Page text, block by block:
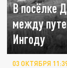
В посёлке
между
Ингоду
03 ОКТЯБРЯ